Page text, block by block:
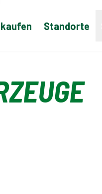
Standorte